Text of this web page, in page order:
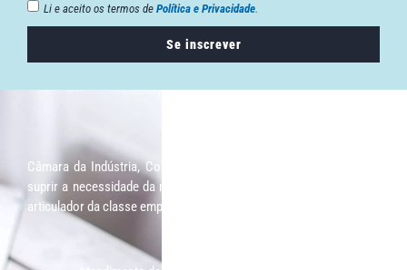
Li e aceito os termos de Política e Privacidade.
Se inscrever
Câmara da Indústria, Comércio e Serviços surgiu em 2005, para
suprir a necessidade da região de ter um organismo que fosse o
articulador da classe empresarial.